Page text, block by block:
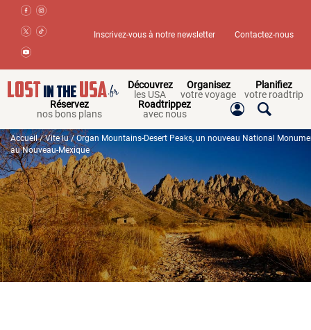
Inscrivez-vous à notre newsletter Contactez-nous
Découvrez
les USA
Organisez
votre voyage
Planifiez
votre roadtrip
Réservez
nos bons plans
Roadtrippez
avec nous
Accueil/Vite lu/ Organ Mountains-Desert Peaks, un nouveau National
au Nouveau-Mexique